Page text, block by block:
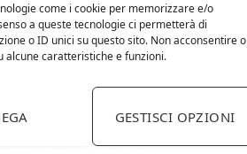
come i cookie per memorizzare e/o
a queste tecnologie ci permetterà di
o ID unici su questo sito. Non acconsentire o
alcune caratteristiche e funzioni.
GESTISCI OPZIONI
min con la più recente
Combinazione H2,
da sola, è
la funzione
Forte resistenza
nocivi come cloro